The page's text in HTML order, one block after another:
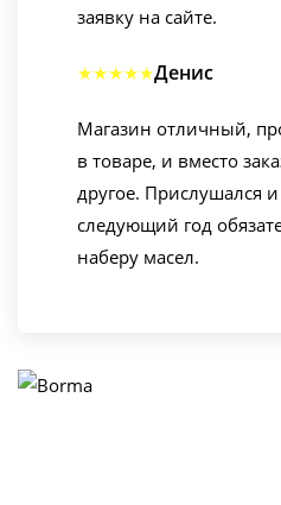
заявку на сайте.
★★★★★Денис
Магазин отличный,
в товаре, и вместо
другое. Прислушался
следующий год
наберу масел.